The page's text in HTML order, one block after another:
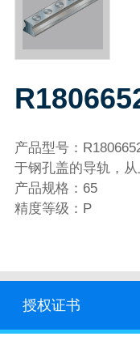
产品型号：
于钢孔盖的导轨，
产品规格：65
精度等级：P
授权证书